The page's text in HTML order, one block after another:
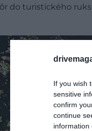
If you wish
sensitive
confirm
continue
information
do turistického